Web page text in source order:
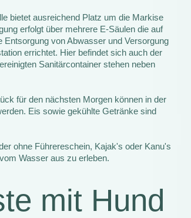
bietet ausreichend Platz um die Markise
erfolgt über mehrere E-Säulen die auf
von Abwasser und Versorgung
errichtet. Hier befindet sich auch der
Sanitärcontainer stehen neben
für den nächsten Morgen können in der
Eis sowie gekühlte Getränke sind
ohne Führereschein, Kajak's oder Kanu's
Wasser aus zu erleben.
mit Hund